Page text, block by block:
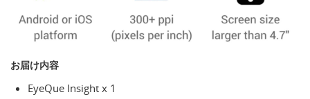
お届け内容
EyeQue Insight x 1